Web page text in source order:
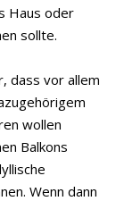
Haus oder
sollte.
dass vor allem
wollen
Balkons
Wenn dann